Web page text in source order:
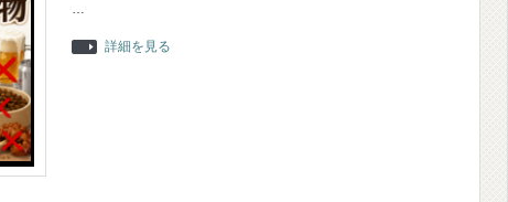
…
詳細を見る